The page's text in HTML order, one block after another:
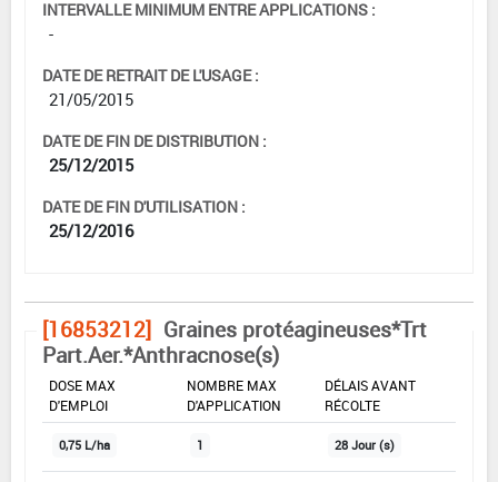
INTERVALLE MINIMUM ENTRE APPLICATIONS :
-
DATE DE RETRAIT DE L'USAGE :
21/05/2015
DATE DE FIN DE DISTRIBUTION :
25/12/2015
DATE DE FIN D'UTILISATION :
25/12/2016
[16853212] Graines protéagineuses*Trt
Part.Aer.*Anthracnose(s)
DOSE MAX
D'EMPLOI
NOMBRE MAX
D'APPLICATION
DÉLAIS AVANT
RÉCOLTE
0,75 L/ha 1 28 Jour (s)